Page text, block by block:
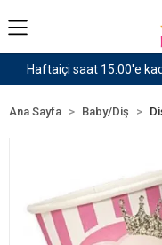
GÜN KARGO!
Ana Sayfa Baby/Diş